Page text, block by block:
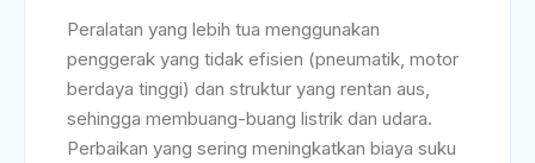
Peralatan yang lebih tua menggunakan
penggerak yang tidak efisien (pneumatik, motor
berdaya tinggi) dan struktur yang rentan aus,
sehingga membuang-buang listrik dan udara.
Perbaikan yang sering meningkatkan biaya suku